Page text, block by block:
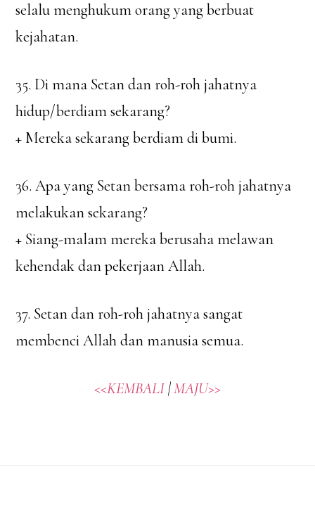
selalu menghukum orang yang berbuat
kejahatan.
35. Di mana Setan dan roh-roh jahatnya
hidup/berdiam sekarang?
+ Mereka sekarang berdiam di bumi.
36. Apa yang Setan bersama roh-roh jahatnya
melakukan sekarang?
+ Siang-malam mereka berusaha melawan
kehendak dan pekerjaan Allah.
37. Setan dan roh-roh jahatnya sangat
membenci Allah dan manusia semua.
<<KEMBALI|MAJU>>